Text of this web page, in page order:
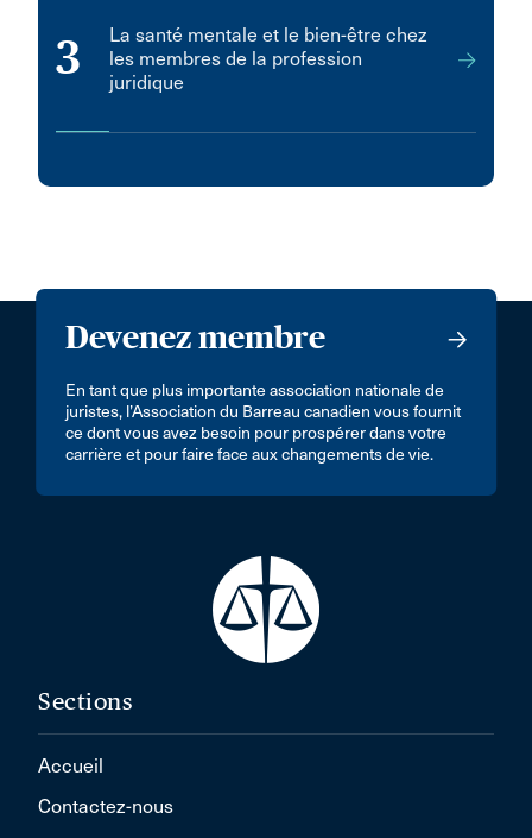
3
La santé mentale et le bien-être chez
les membres de la profession
juridique
Devenez membre
En tant que plus importante association nationale de
juristes, l’Association du Barreau canadien vous fournit
ce dont vous avez besoin pour prospérer dans votre
carrière et pour faire face aux changements de vie.
Sections
Accueil
Contactez-nous